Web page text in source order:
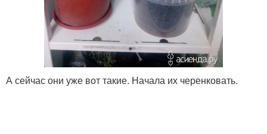
А сейчас они уже вот такие. Начала их черенковать.